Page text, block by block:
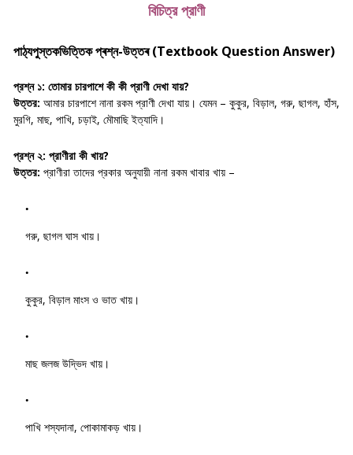
বিচিত্র প্রাণী
পাঠ্যপুস্তকভিত্তিক প্ৰশ্ন-উত্তৰ (Textbook Question Answer)
প্রশ্ন ১: তোমার চারপাশে কী কী প্রাণী দেখা যায়?
উত্তর: আমার চারপাশে নানা রকম প্রাণী দেখা যায়। যেমন – কুকুর, বিড়াল, গরু, ছাগল, হাঁস,
মুরগি, মাছ, পাখি, চড়াই, মৌমাছি ইত্যাদি।
প্রশ্ন ২: প্রাণীরা কী খায়?
উত্তর: প্রাণীরা তাদের প্রকার অনুযায়ী নানা রকম খাবার খায় –
গরু, ছাগল ঘাস খায়।
কুকুর, বিড়াল মাংস ও ভাত খায়।
মাছ জলজ উদ্ভিদ খায়।
পাখি শস্যদানা, পোকামাকড় খায়।